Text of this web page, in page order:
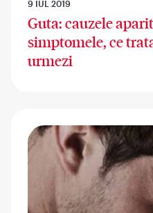
9 IUL 2019
Guta: cauzele
simptomele, ce
urmezi